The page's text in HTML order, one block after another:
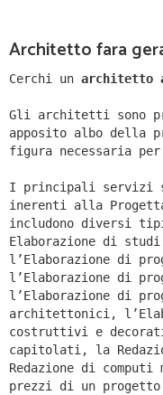
Architetto fara
Cerchi un architetto
Gli architetti sono
apposito albo della
figura necessaria
I principali servizi
inerenti alla
includono diversi
Elaborazione di
l’Elaborazione di
l’Elaborazione di
l’Elaborazione di
architettonici,
costruttivi e
capitolati, la
Redazione di
prezzi di un